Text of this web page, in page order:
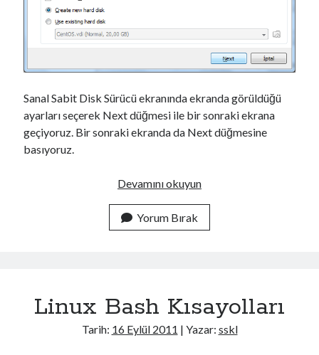
Sanal Sabit Disk Sürücü ekranında ekranda görüldüğü
ayarları seçerek Next düğmesi ile bir sonraki ekrana
geçiyoruz. Bir sonraki ekranda da Next düğmesine
basıyoruz.
Devamını okuyunW
d
ü
e
Yorum Bırak
Linux Bash Kısayolları
Tarih: 16 Eylül 2011 | Yazar: sskl